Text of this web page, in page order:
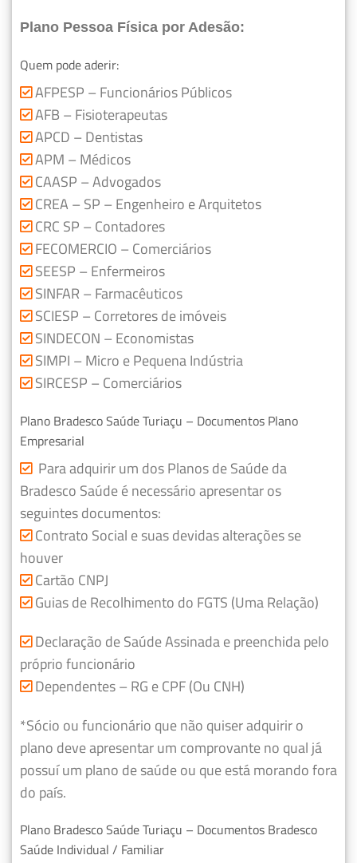
Plano Pessoa Física por Adesão:
Quem pode aderir:
AFPESP – Funcionários Públicos
AFB – Fisioterapeutas
APCD – Dentistas
APM – Médicos
CAASP – Advogados
CREA – SP – Engenheiro e Arquitetos
CRC SP – Contadores
FECOMERCIO – Comerciários
SEESP – Enfermeiros
SINFAR – Farmacêuticos
SCIESP – Corretores de imóveis
SINDECON – Economistas
SIMPI – Micro e Pequena Indústria
SIRCESP – Comerciários
Plano Bradesco Saúde Turiaçu – Documentos Plano
Empresarial
Para adquirir um dos Planos de Saúde da
Bradesco Saúde é necessário apresentar os
seguintes documentos:
Contrato Social e suas devidas alterações se
houver
Cartão CNPJ
Guias de Recolhimento do FGTS (Uma Relação)
Declaração de Saúde Assinada e preenchida pelo
próprio funcionário
Dependentes – RG e CPF (Ou CNH)
*Sócio ou funcionário que não quiser adquirir o
plano deve apresentar um comprovante no qual já
possuí um plano de saúde ou que está morando fora
do país.
Plano Bradesco Saúde Turiaçu – Documentos Bradesco
Saúde Individual / Familiar